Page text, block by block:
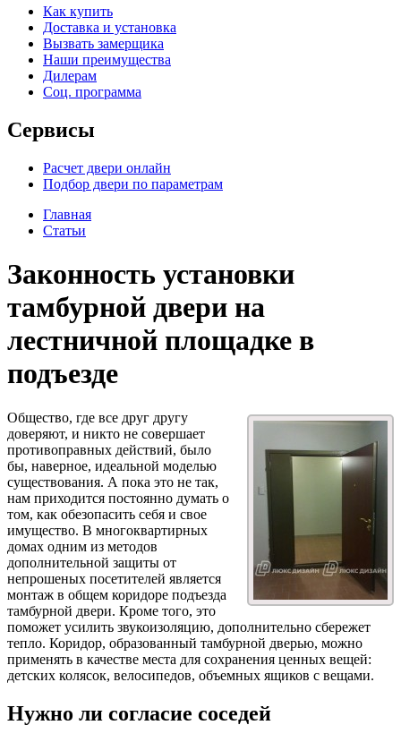
Как купить
Доставка и установка
Вызвать замерщика
Наши преимущества
Дилерам
Соц. программа
Сервисы
Расчет двери онлайн
Подбор двери по параметрам
Главная
Статьи
Законность установки
тамбурной двери на
лестничной площадке в
подъезде
Общество, где все друг другу
доверяют, и никто не совершает
противоправных действий, было
бы, наверное, идеальной моделью
существования. А пока это не так,
нам приходится постоянно думать о
том, как обезопасить себя и свое
имущество. В многоквартирных
домах одним из методов
дополнительной защиты от
непрошеных посетителей является
монтаж в общем коридоре подъезда
тамбурной двери. Кроме того, это
поможет усилить звукоизоляцию, дополнительно сбережет
тепло. Коридор, образованный тамбурной дверью, можно
применять в качестве места для сохранения ценных вещей:
детских колясок, велосипедов, объемных ящиков с вещами.
Нужно ли согласие соседей